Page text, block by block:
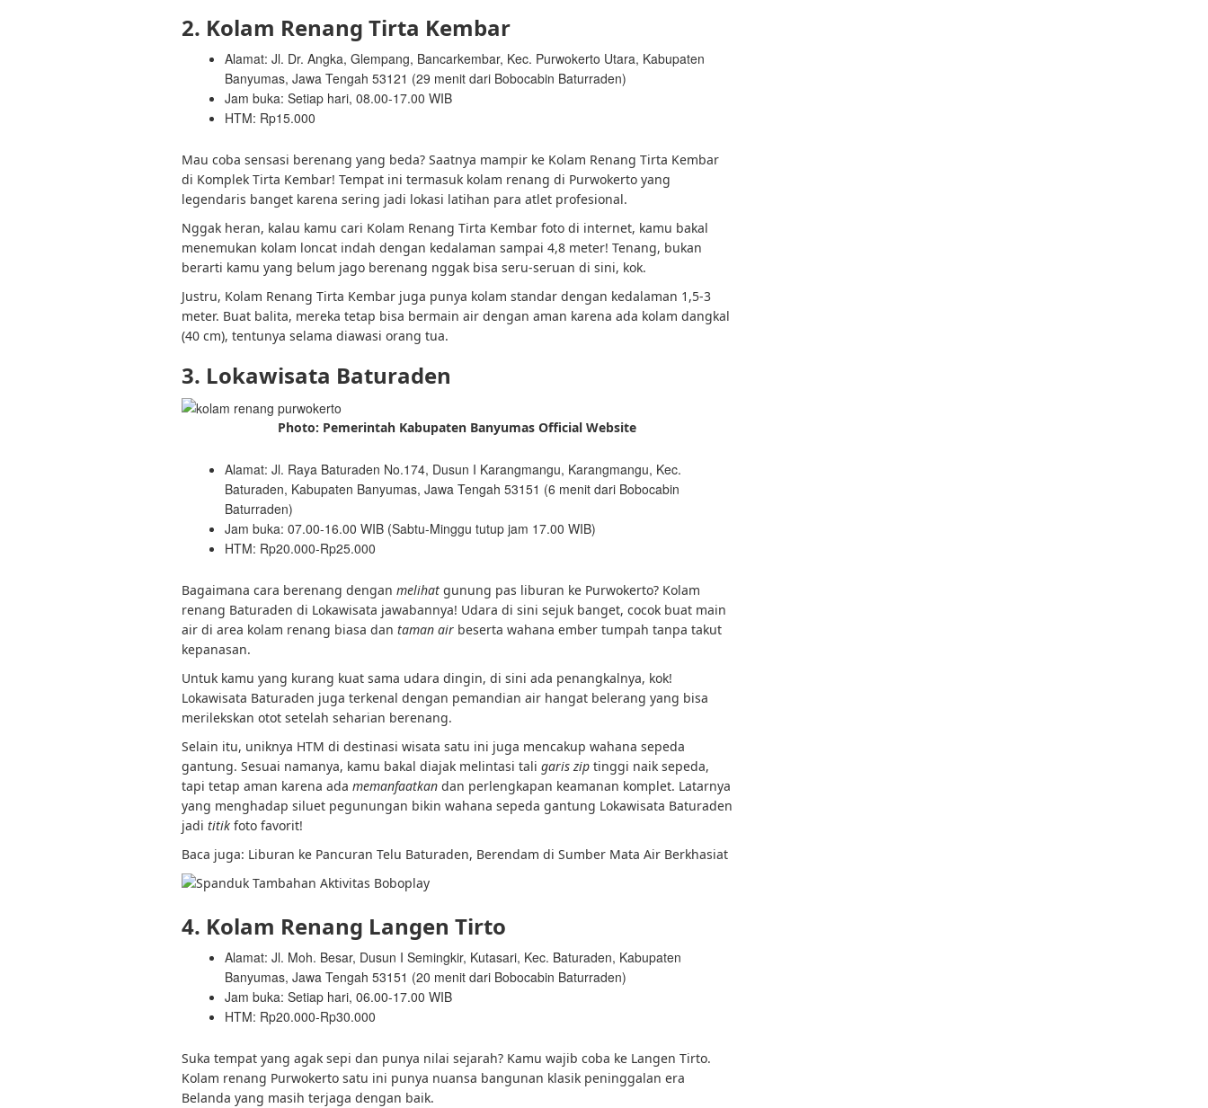
2. Kolam Renang Tirta Kembar
Alamat: Jl. Dr. Angka, Glempang, Bancarkembar, Kec. Purwokerto Utara, Kabupaten
Banyumas, Jawa Tengah 53121 (29 menit dari Bobocabin Baturraden)
Jam buka: Setiap hari, 08.00-17.00 WIB
HTM: Rp15.000
Mau coba sensasi berenang yang beda? Saatnya mampir ke Kolam Renang Tirta Kembar
di Komplek Tirta Kembar! Tempat ini termasuk kolam renang di Purwokerto yang
legendaris banget karena sering jadi lokasi latihan para atlet profesional.
Nggak heran, kalau kamu cari Kolam Renang Tirta Kembar foto di internet, kamu bakal
menemukan kolam loncat indah dengan kedalaman sampai 4,8 meter! Tenang, bukan
berarti kamu yang belum jago berenang nggak bisa seru-seruan di sini, kok.
Justru, Kolam Renang Tirta Kembar juga punya kolam standar dengan kedalaman 1,5-3
meter. Buat balita, mereka tetap bisa bermain air dengan aman karena ada kolam dangkal
(40 cm), tentunya selama diawasi orang tua.
3. Lokawisata Baturaden
Photo: Pemerintah Kabupaten Banyumas Official Website
Alamat: Jl. Raya Baturaden No.174, Dusun I Karangmangu, Karangmangu, Kec.
Baturaden, Kabupaten Banyumas, Jawa Tengah 53151 (6 menit dari Bobocabin
Baturraden)
Jam buka: 07.00-16.00 WIB (Sabtu-Minggu tutup jam 17.00 WIB)
HTM: Rp20.000-Rp25.000
Bagaimana cara berenang dengan melihat gunung pas liburan ke Purwokerto? Kolam
renang Baturaden di Lokawisata jawabannya! Udara di sini sejuk banget, cocok buat main
air di area kolam renang biasa dan taman air beserta wahana ember tumpah tanpa takut
kepanasan.
Untuk kamu yang kurang kuat sama udara dingin, di sini ada penangkalnya, kok!
Lokawisata Baturaden juga terkenal dengan pemandian air hangat belerang yang bisa
merilekskan otot setelah seharian berenang.
Selain itu, uniknya HTM di destinasi wisata satu ini juga mencakup wahana sepeda
gantung. Sesuai namanya, kamu bakal diajak melintasi tali garis zip tinggi naik sepeda,
tapi tetap aman karena ada memanfaatkan dan perlengkapan keamanan komplet. Latarnya
yang menghadap siluet pegunungan bikin wahana sepeda gantung Lokawisata Baturaden
jadi titik foto favorit!
Baca juga: Liburan ke Pancuran Telu Baturaden, Berendam di Sumber Mata Air Berkhasiat
4. Kolam Renang Langen Tirto
Alamat: Jl. Moh. Besar, Dusun I Semingkir, Kutasari, Kec. Baturaden, Kabupaten
Banyumas, Jawa Tengah 53151 (20 menit dari Bobocabin Baturraden)
Jam buka: Setiap hari, 06.00-17.00 WIB
HTM: Rp20.000-Rp30.000
Suka tempat yang agak sepi dan punya nilai sejarah? Kamu wajib coba ke Langen Tirto.
Kolam renang Purwokerto satu ini punya nuansa bangunan klasik peninggalan era
Belanda yang masih terjaga dengan baik.